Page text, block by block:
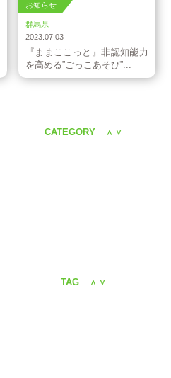
お知らせ
群馬県
2023.07.03
『ままここっと』非認知能力
を高める”ごっこあそび”...
CATEGORY ＜ ＞
TAG ＜ ＞